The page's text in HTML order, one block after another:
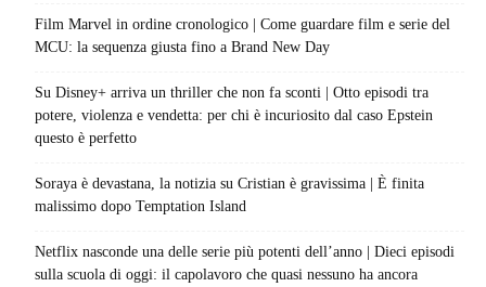
Film Marvel in ordine cronologico | Come guardare film e serie del
MCU: la sequenza giusta fino a Brand New Day
Su Disney+ arriva un thriller che non fa sconti | Otto episodi tra
potere, violenza e vendetta: per chi è incuriosito dal caso Epstein
questo è perfetto
Soraya è devastana, la notizia su Cristian è gravissima | È finita
malissimo dopo Temptation Island
Netflix nasconde una delle serie più potenti dell’anno | Dieci episodi
sulla scuola di oggi: il capolavoro che quasi nessuno ha ancora